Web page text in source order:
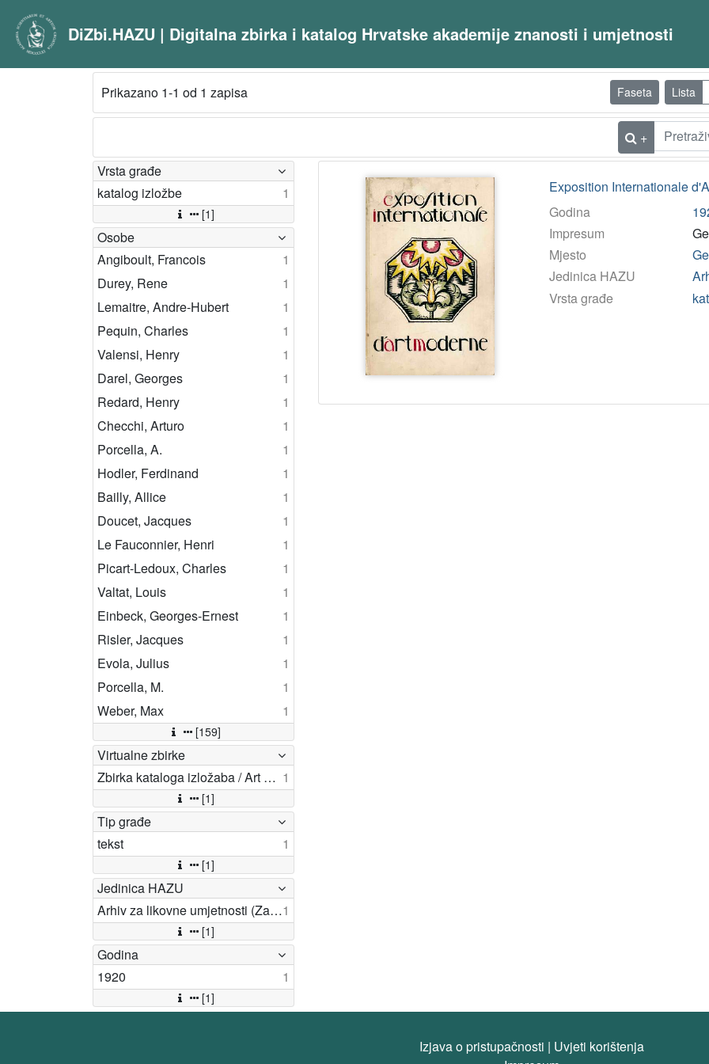
DiZbi.HAZU | Digitalna zbirka i katalog Hrvatske akademije znanosti i umjetnosti
Prikazano 1-1 od 1 zapisa Faseta Lista
+
Vrsta građe
katalog izložbe
1
[1]
Osobe
Angiboult, Francois
1
Durey, Rene
1
Lemaitre, Andre-Hubert
1
Pequin, Charles
1
Valensi, Henry
1
Darel, Georges
1
Redard, Henry
1
Checchi, Arturo
1
Porcella, A.
1
Hodler, Ferdinand
1
Bailly, Allice
1
Doucet, Jacques
1
Le Fauconnier, Henri
1
Picart-Ledoux, Charles
1
Valtat, Louis
1
Einbeck, Georges-Ernest
1
Risler, Jacques
1
Evola, Julius
1
Porcella, M.
1
Weber, Max
1
[159]
Virtualne zbirke
Zbirka kataloga izložaba / Art exhibition catalogues 1
[1]
Tip građe
tekst
1
[1]
Jedinica HAZU
Arhiv za likovne umjetnosti (Zagreb)1
[1]
Godina
1920
1
[1]
Exposition Internationale
Godina
Impresum
Mjesto
Jedinica HAZU
Vrsta građe
Izjava o pristupačnosti | Uvjeti korištenja